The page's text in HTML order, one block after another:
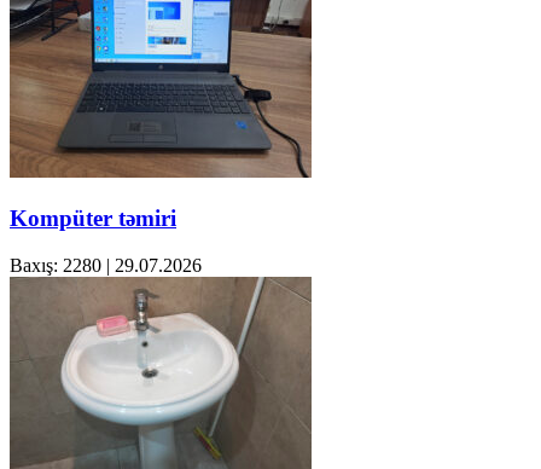
Kompüter təmiri
Baxış: 2280 | 29.07.2026